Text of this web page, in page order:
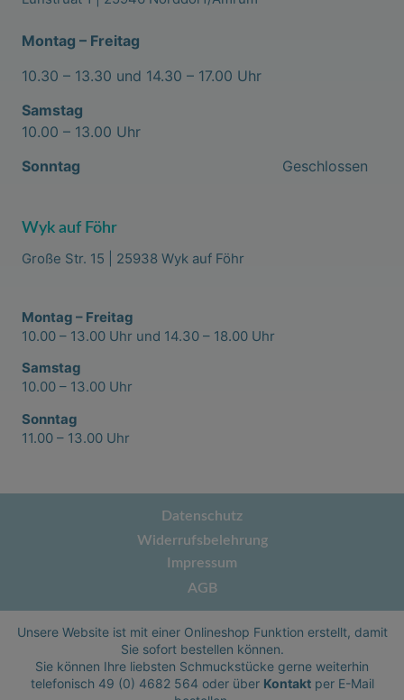
Montag – Freitag
10.30 – 13.30 und 14.30 – 17.00 Uhr
Samstag
10.00 – 13.00 Uhr
Sonntag Geschlossen
Wyk auf Föhr
Große Str. 15 | 25938 Wyk auf Föhr
Montag – Freitag
10.00 – 13.00 Uhr und 14.30 – 18.00 Uhr
Samstag
10.00 – 13.00 Uhr
Sonntag
11.00 – 13.00 Uhr
Datenschutz
Widerrufsbelehrung
Impressum
AGB
Unsere Website ist mit einer Onlineshop Funktion erstellt, damit
Sie sofort bestellen können.
Sie können Ihre liebsten Schmuckstücke gerne weiterhin
telefonisch 49 (0) 4682 564 oder über Kontaktper E-Mail